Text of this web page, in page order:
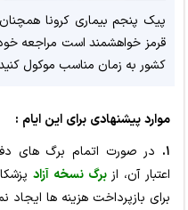
پیک پنجم بیماری کرونا
قرمز خواهشمند است مراجعه
کشور به زمان مناسب‌ موکول
موارد پیشنهادی برای این ایام :
۱.
در صورت اتمام برگ های
اعتبار آن، از برگ نسخه آزاد
برای بازپرداخت هزینه ها ایجاد